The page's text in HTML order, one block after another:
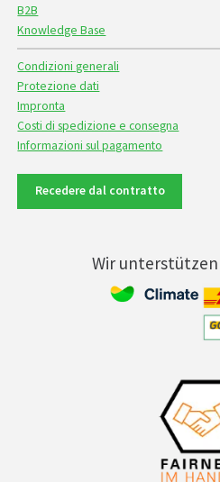
B2B
Knowledge Base
Condizioni generali
Protezione dati
Impronta
Costi di spedizione e consegna
Informazioni sul pagamento
Recedere dal contratto
Wir